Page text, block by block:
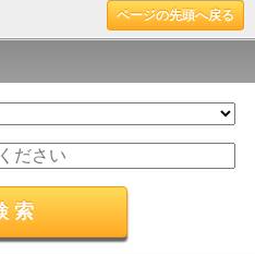
ページの先頭へ戻る